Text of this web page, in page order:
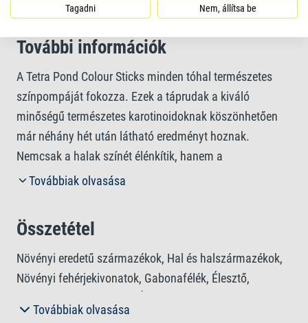
További információk
A Tetra Pond Colour Sticks minden tóhal természetes
színpompáját fokozza. Ezek a táprudak a kiváló
minőségű természetes karotinoidoknak köszönhetően
már néhány hét után látható eredményt hoznak.
Nemcsak a halak színét élénkítik, hanem a
kiegyensúlyozott táplálkozáshoz szükséges összes
könnyen fogyaszthatóak és jól emészthetőek, és
hozzájárulnak a víztisztaságának megőrzéséhez és a
vízminőség javításához. Emellett a gyorsan oldódó
formula a tápanyagfelvételt is megkönnyíti, így
biztosítva, hogy halai pazarlás nélkül hozzájussanak a
szükséges tápanyagokhoz. A Tetra Pond Colour Sticks
Továbbiak olvasása
Összetétel
Növényi eredetű származékok, Hal és halszármazékok,
Növényi fehérjekivonatok, Gabonafélék, Élesztő,
zsírok.
Továbbiak olvasása
Tagadni Nem, állítsa be